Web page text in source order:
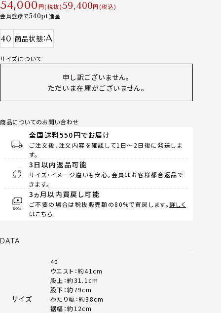
54,000 税抜 59,400
税込
会員登録で540 進呈
40 商品状態 A
サイズについて
申し訳ございません。
ただいま在庫がございません。
商品についてのお問い合わせ
全国送料550円でお届け
ご注文後、注文内容を確認して1日～2日後に発送しま
す。
3日以内返品可能
サイズ・イメージ違いも安心。会員はお客様都合返品で
きます。
3ヵ月以内買戻し可能
ご不要の場合は税抜販売額の80%で買戻します。詳しく
はこちら
DATA
サイズ
40
ウエスト：約41cm
股上：約31.1cm
股下：約79cm
わたり幅：約38cm
裾幅：約12cm